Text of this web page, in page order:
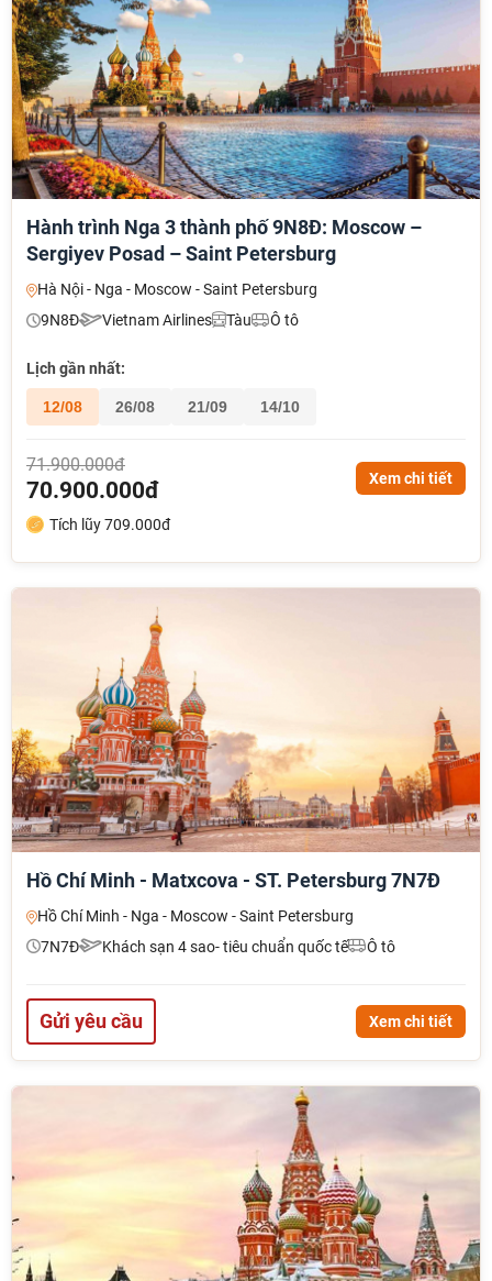
Hành trình Nga 3 thành phố 9N8Đ: Moscow –
Sergiyev Posad – Saint Petersburg
Hà Nội - Nga - Moscow - Saint Petersburg
9N8Đ
Vietnam Airlines Tàu Ô tô
Lịch gần nhất:
12/08 26/08 21/09 14/10
71.900.000đ
70.900.000đ Xem chi tiết
Tích lũy 709.000đ
Hồ Chí Minh - Matxcova - ST. Petersburg 7N7Đ
Hồ Chí Minh - Nga - Moscow - Saint Petersburg
7N7Đ
Khách sạn 4 sao- tiêu chuẩn quốc tế Ô tô
Gửi yêu cầu Xem chi tiết